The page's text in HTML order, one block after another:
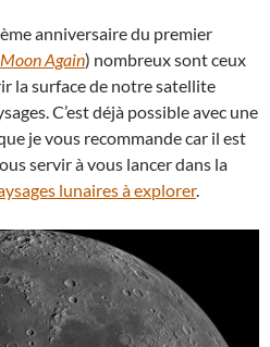
anniversaire du premier
Again) nombreux sont ceux
la surface de notre satellite
C’est déjà possible avec une
je vous recommande car il est
servir à vous lancer dans la
lunaires à explorer.